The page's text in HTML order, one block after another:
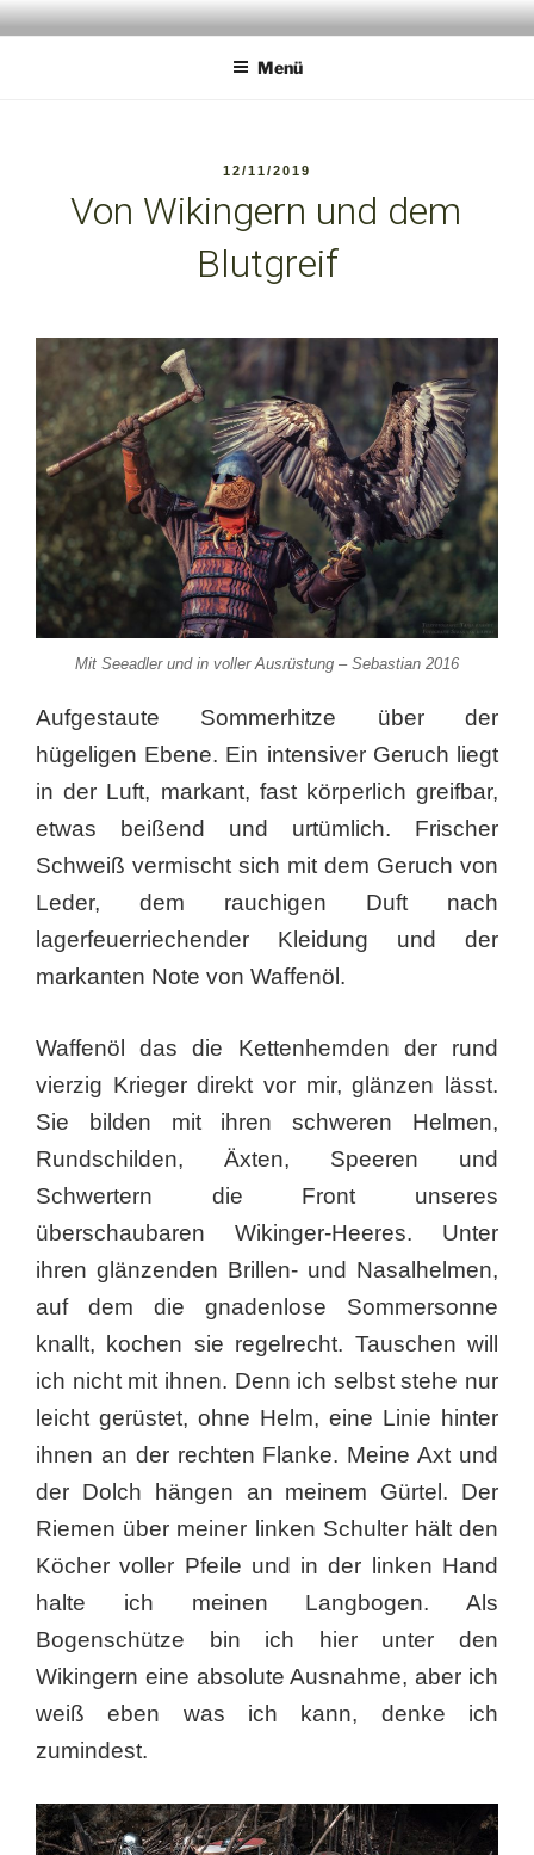
Zum
InhaltANIMALPERSON
Menü
VERÖFFENTLICHT
12/11/2019
Von Wikingern und dem
Blutgreif
Mit Seeadler und in voller Ausrüstung – Sebastian 2016
Aufgestaute Sommerhitze über der
hügeligen Ebene. Ein intensiver Geruch liegt
in der Luft, markant, fast körperlich greifbar,
etwas beißend und urtümlich. Frischer
Schweiß vermischt sich mit dem Geruch von
Leder, dem rauchigen Duft nach
lagerfeuerriechender Kleidung und der
markanten Note von Waffenöl.
Waffenöl das die Kettenhemden der rund
vierzig Krieger direkt vor mir, glänzen lässt.
Sie bilden mit ihren schweren Helmen,
Rundschilden, Äxten, Speeren und
Schwertern die Front unseres
überschaubaren Wikinger-Heeres. Unter
ihren glänzenden Brillen- und Nasalhelmen,
auf dem die gnadenlose Sommersonne
knallt, kochen sie regelrecht. Tauschen will
ich nicht mit ihnen. Denn ich selbst stehe nur
leicht gerüstet, ohne Helm, eine Linie hinter
ihnen an der rechten Flanke. Meine Axt und
der Dolch hängen an meinem Gürtel. Der
Riemen über meiner linken Schulter hält den
Köcher voller Pfeile und in der linken Hand
halte ich meinen Langbogen. Als
Bogenschütze bin ich hier unter den
Wikingern eine absolute Ausnahme, aber ich
weiß eben was ich kann, denke ich
zumindest.